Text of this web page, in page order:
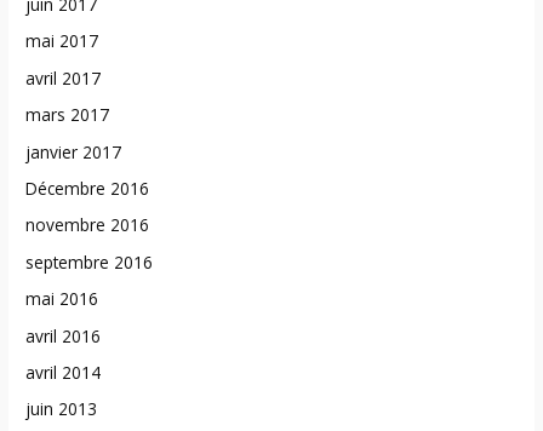
mai 2017
avril 2017
mars 2017
janvier 2017
Décembre 2016
novembre 2016
septembre 2016
mai 2016
avril 2016
avril 2014
juin 2013